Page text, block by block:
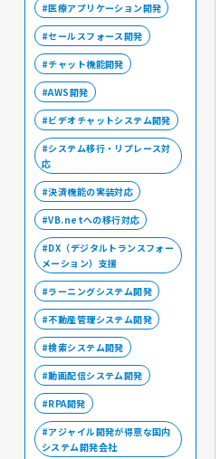
医療アプリケーション開発
セールスフォース開発
チャット機能開発
AWS開発
ビデオチャットシステム開発
システム移行・リプレース対
応
決済機能の実装対応
VB.netへの移行対応
DX（デジタルトランスフォー
メーション）支援
ラーニングシステム開発
不動産管理システム開発
検索システム開発
動画配信システム開発
RPA開発
アジャイル開発が得意な国内
システム開発会社